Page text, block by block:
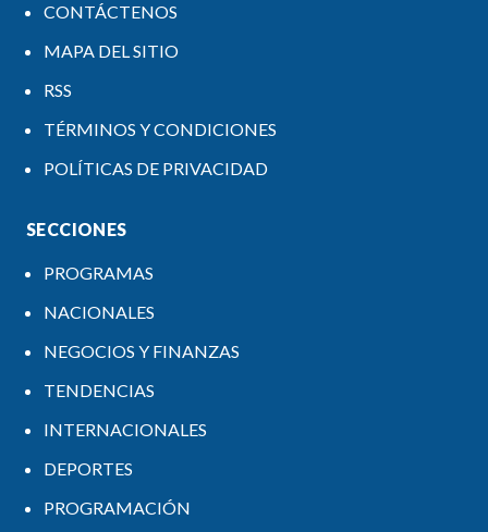
CONTÁCTENOS
MAPA DEL SITIO
RSS
TÉRMINOS Y CONDICIONES
POLÍTICAS DE PRIVACIDAD
SECCIONES
PROGRAMAS
NACIONALES
NEGOCIOS Y FINANZAS
TENDENCIAS
INTERNACIONALES
DEPORTES
PROGRAMACIÓN